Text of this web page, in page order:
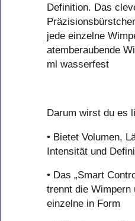
Definition. Das
jede einzelne
atemberaubende
ml wasserfest
Darum wirst du es
• Bietet Volumen,
Intensität und
• Das „Smart
trennt die Wimpern
einzelne in Form